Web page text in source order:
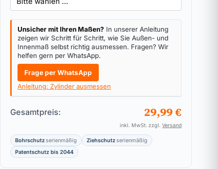
Unsicher mit Ihren Maßen? In unserer Anleitung
zeigen wir Schritt für Schritt, wie Sie Außen- und
Innenmaß selbst richtig ausmessen. Fragen? Wir
helfen gern per WhatsApp.
Frage per WhatsApp
Anleitung: Zylinder ausmessen
Gesamtpreis: 29,99 €
inkl. MwSt. zzgl.Versand
Bohrschutzserienmäßig Ziehschutzserienmäßig
Patentschutz bis 2044